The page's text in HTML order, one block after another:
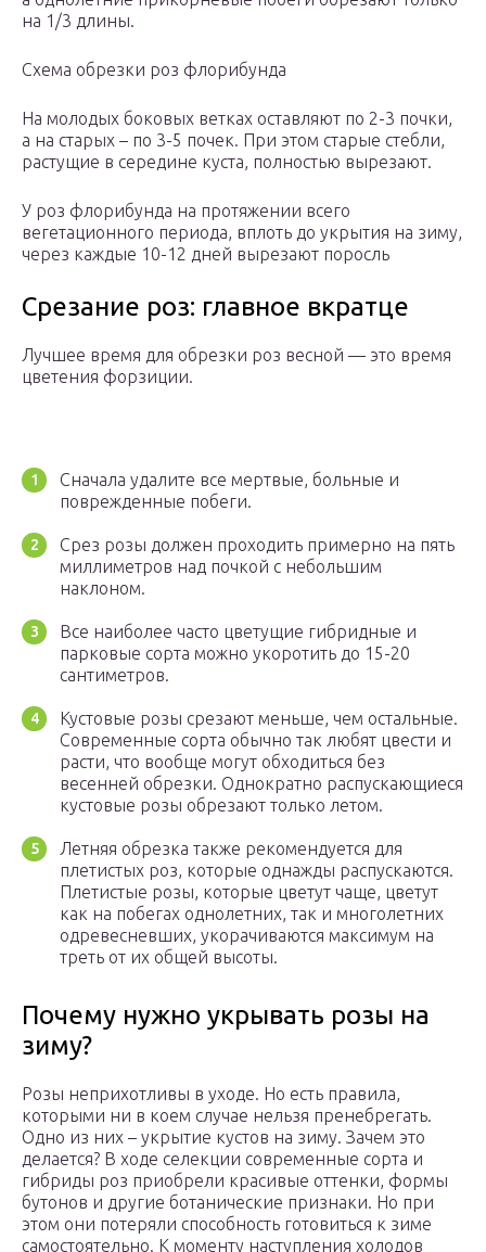
на 1/3 длины.
Схема обрезки роз флорибунда
На молодых боковых ветках оставляют по 2-3 почки,
а на старых – по 3-5 почек. При этом старые стебли,
растущие в середине куста, полностью вырезают.
У роз флорибунда на протяжении всего
вегетационного периода, вплоть до укрытия на зиму,
через каждые 10-12 дней вырезают поросль
Срезание роз: главное вкратце
Лучшее время для обрезки роз весной — это время
цветения форзиции.
Сначала удалите все мертвые, больные и
поврежденные побеги.
Срез розы должен проходить примерно на пять
миллиметров над почкой с небольшим
наклоном.
Все наиболее часто цветущие гибридные и
парковые сорта можно укоротить до 15-20
сантиметров.
Кустовые розы срезают меньше, чем остальные.
Современные сорта обычно так любят цвести и
расти, что вообще могут обходиться без
весенней обрезки. Однократно распускающиеся
кустовые розы обрезают только летом.
Летняя обрезка также рекомендуется для
плетистых роз, которые однажды распускаются.
Плетистые розы, которые цветут чаще, цветут
как на побегах однолетних, так и многолетних
одревесневших, укорачиваются максимум на
треть от их общей высоты.
Почему нужно укрывать розы на
зиму?
Розы неприхотливы в уходе. Но есть правила,
которыми ни в коем случае нельзя пренебрегать.
Одно из них – укрытие кустов на зиму. Зачем это
делается? В ходе селекции современные сорта и
гибриды роз приобрели красивые оттенки, формы
бутонов и другие ботанические признаки. Но при
этом они потеряли способность готовиться к зиме
самостоятельно. К моменту наступления холодов